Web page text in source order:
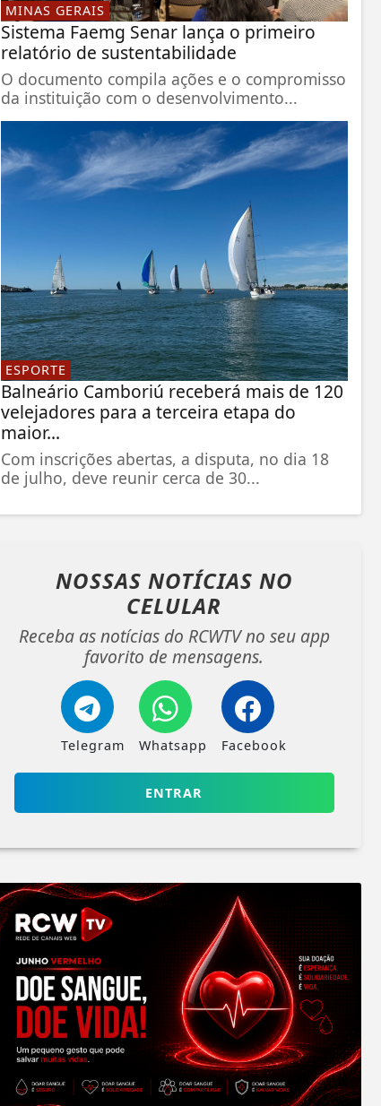
MINAS GERAIS
Sistema Faemg Senar lança o primeiro
relatório de sustentabilidade
O documento compila ações e o compromisso
da instituição com o desenvolvimento...
ESPORTE
Balneário Camboriú receberá mais de 120
velejadores para a terceira etapa do
maior...
Com inscrições abertas, a disputa, no dia 18
de julho, deve reunir cerca de 30...
NOSSAS NOTÍCIAS NO
CELULAR
Receba as notícias do RCWTV no seu app
favorito de mensagens.
Telegram Whatsapp Facebook
ENTRAR